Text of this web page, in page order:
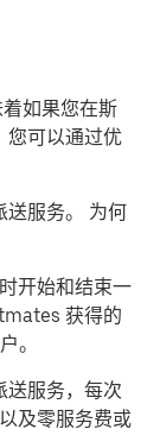
如果您在斯
您可以通过优
服务。 为何
开始和结束一
获得的
。
服务，每次
及零服务费或